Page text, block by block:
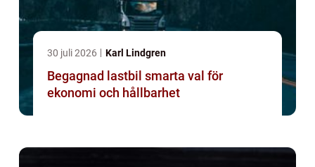
30 juli 2026 Karl Lindgren
Begagnad lastbil smarta val för
ekonomi och hållbarhet